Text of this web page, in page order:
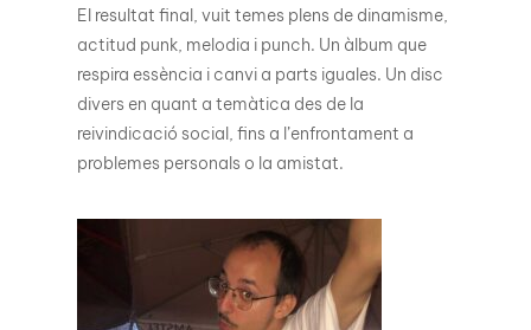
El resultat final, vuit temes plens de dinamisme,
actitud punk, melodia i punch. Un àlbum que
respira essència i canvi a parts iguales. Un disc
divers en quant a temàtica des de la
reivindicació social, fins a l’enfrontament a
problemes personals o la amistat.